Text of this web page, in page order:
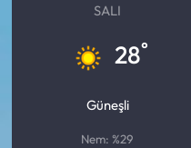
SALI
28°
Güneşli
Nem: %29